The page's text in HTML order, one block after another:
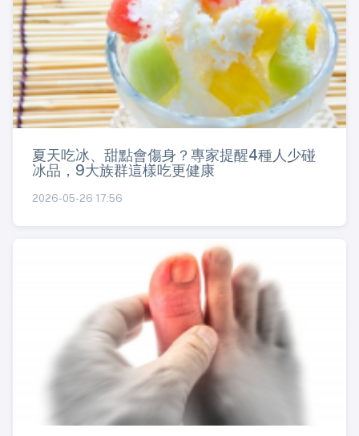
夏天吃冰、甜點會傷身？專家提醒4種人少碰
冰品，9大族群這樣吃更健康
2026-05-26 17:56